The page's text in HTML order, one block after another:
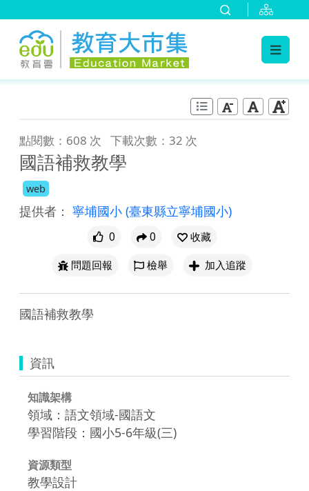
點閱數：608 次 下載次數：32 次
國語補救教學
web
提供者： 寧埔國小 (臺東縣立寧埔國小)
0 0
收藏
問題回報
檢舉 加入追蹤
國語補救教學
資訊
知識架構
領域：語文領域-國語文
學習階段：國小5-6年級(三)
資源類型
教學設計